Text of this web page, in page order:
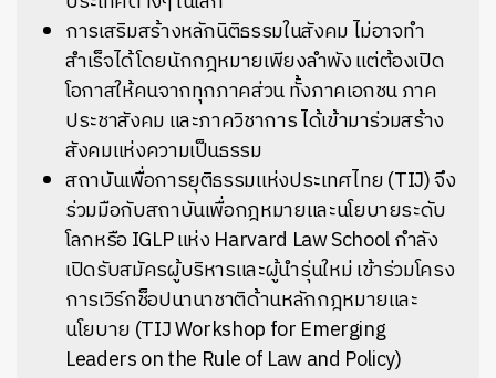
การเสริมสร้างหลักนิติธรรมในสังคม ไม่อาจทำ
สำเร็จได้โดยนักกฎหมายเพียงลำพัง แต่ต้องเปิด
โอกาสให้คนจากทุกภาคส่วน ทั้งภาคเอกชน ภาค
ประชาสังคม และภาควิชาการ ได้เข้ามาร่วมสร้าง
สังคมแห่งความเป็นธรรม
สถาบันเพื่อการยุติธรรมแห่งประเทศไทย (TIJ) จึง
ร่วมมือกับสถาบันเพื่อกฎหมายและนโยบายระดับ
โลกหรือ IGLP แห่ง Harvard Law School กำลัง
เปิดรับสมัครผู้บริหารและผู้นำรุ่นใหม่ เข้าร่วมโครง
การเวิร์กช็อปนานาชาติด้านหลักกฎหมายและ
นโยบาย (TIJ Workshop for Emerging
Leaders on the Rule of Law and Policy)